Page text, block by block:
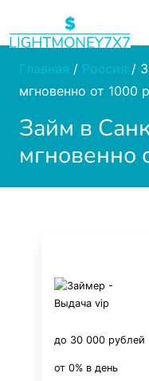
Главная / Россия /
мгновенно от 1000
Займ в
мгновенно
до 30 000 рублей
от 0% в день